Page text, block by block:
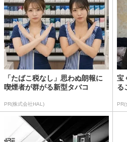
「たばこ税なし」思わぬ朗報に
喫煙者が群がる新型タバコ
PR(株式会社HAL)
宝
る
PR(